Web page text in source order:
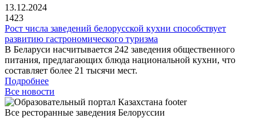
13.12.2024
1423
Рост числа заведений белорусской кухни способствует
развитию гастрономического туризма
В Беларуси насчитывается 242 заведения общественного
питания, предлагающих блюда национальной кухни, что
составляет более 21 тысячи мест.
Подробнее
Все новости
Все ресторанные заведения Белоруссии